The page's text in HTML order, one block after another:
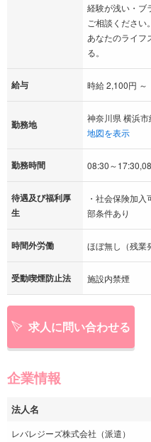
経験が浅い・ブ
ご相談ください。
あなたのライフ
る。
給与 時給 2,100円 ～
勤務地
神奈川県 横浜
地図を表示
勤務時間 08:30～
待遇及び福利厚
生
・社会保険加
部条件あり
時間外労働 ほぼ無し（残業
受動喫煙防止法 施設内禁煙
求人に問い合わせる
企業情報
法人名
レバレジーズ株式会社（派遣）